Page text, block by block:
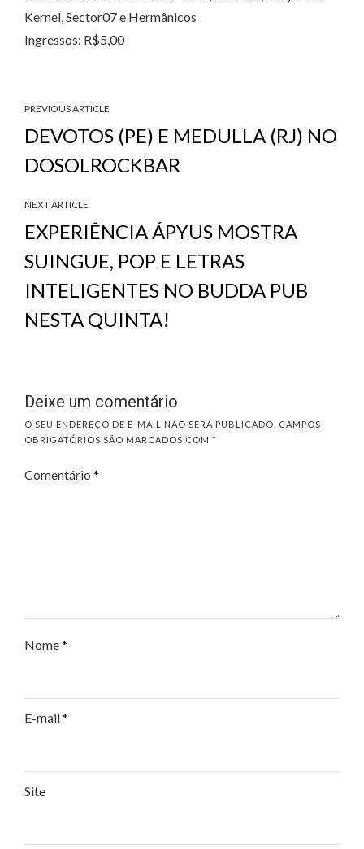
Kernel, Sector07 e Hermânicos
Ingressos: R$5,00
PREVIOUS ARTICLE
DEVOTOS (PE) E MEDULLA (RJ) NO
DOSOLROCKBAR
NEXT ARTICLE
EXPERIÊNCIA ÁPYUS MOSTRA
SUINGUE, POP E LETRAS
INTELIGENTES NO BUDDA PUB
NESTA QUINTA!
Deixe um comentário
O SEU ENDEREÇO DE E-MAIL NÃO SERÁ PUBLICADO.
CAMPOS
OBRIGATÓRIOS SÃO MARCADOS COM *
Comentário *
Nome*
E-mail*
Site